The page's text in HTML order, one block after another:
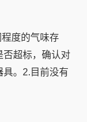
度的气味存
否超标，确认对
。2.目前没有